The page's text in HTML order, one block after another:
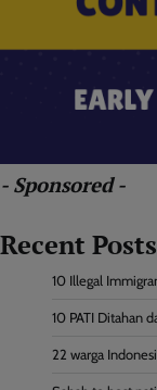
- Sponsored -
Recent Posts
10 Illegal
10 PATI Ditahan
22 warga